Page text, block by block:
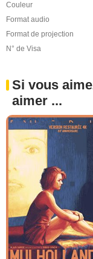
Couleur
Format audio
Format de projection
N° de Visa
Si vous
aimer ...